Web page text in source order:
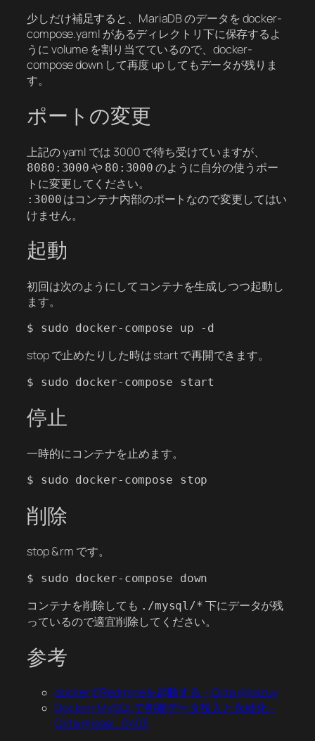
少しだけ補足すると、MariaDB のデータを docker-
compose.yaml があるディレクトリ下に保存するよ
うに volume を割り当てているので、docker-
compose down して再度 up してもデータが残りま
す。
ポートの変更
上記の yaml では 3000 で待ち受けていますが、
8080:3000 や 80:3000 のように自分の使うポー
トに変更してください。
:3000 はコンテナ内部のポートなので変更してはい
けません。
起動
初回は次のようにしてコンテナを生成しつつ起動し
ます。
stop で止めたりした時は start で再開できます。
停止
一時的にコンテナを止めます。
削除
stop & rm です。
コンテナを削除しても ./mysql/* 下にデータが残
っているので適宜削除してください。
参考
dockerでRedmineを起動する – Qiita @kazuy
Docker+MySQLで初期データ投入と永続化 –
Qiita @issei_0403